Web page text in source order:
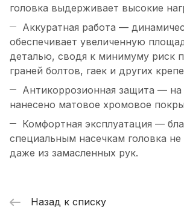
головка выдерживает высокие
Аккуратная работа —
обеспечивает увеличенную
деталью, сводя к минимуму риск
граней болтов, гаек и других
Антикоррозионная защита — на
нанесено матовое хромовое
Комфортная эксплуатация —
специальным насечкам головка не
даже из замасленных рук.
Назад к списку